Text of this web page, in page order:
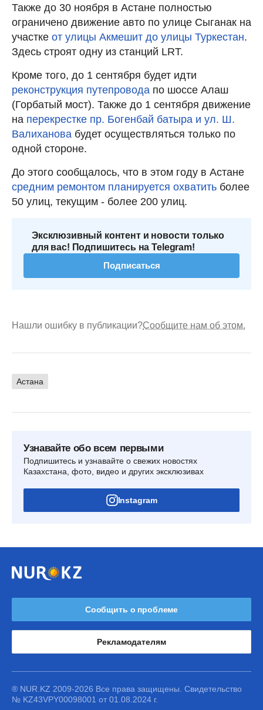
Также до 30 ноября в Астане полностью
ограничено движение авто по улице Сыганак на
участке от улицы Акмешит до улицы Туркестан.
Здесь строят одну из станций LRT.
Кроме того, до 1 сентября будет идти
реконструкция путепровода по шоссе Алаш
(Горбатый мост). Также до 1 сентября движение
на перекрестке пр. Богенбай батыра и ул. Ш.
Валиханова будет осуществляться только по
одной стороне.
До этого сообщалось, что в этом году в Астане
средним ремонтом планируется охватить более
50 улиц, текущим - более 200 улиц.
Эксклюзивный контент и новости только
для вас! Подпишитесь на Telegram!
Подписаться
Нашли ошибку в публикации?Сообщите нам об этом.
Астана
Узнавайте обо всем первыми
Подпишитесь и узнавайте о свежих новостях
Казахстана, фото, видео и других эксклюзивах
Instagram
Сообщить о проблеме
Рекламодателям
® NUR.KZ 2009-2026 Все права защищены. Свидетельство
№ KZ43VPY00098001 от 01.08.2024 г.